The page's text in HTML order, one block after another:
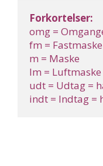
Forkortelser:
omg =
fm = Fastmaske
m = Maske
lm = Luftmaske
udt = Udtag =
indt = Indtag =